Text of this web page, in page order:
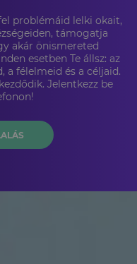
problémáid lelki okait,
támogatja
akár önismereted
esetben Te állsz: az
a félelmeid és a céljaid.
Jelentkezz be